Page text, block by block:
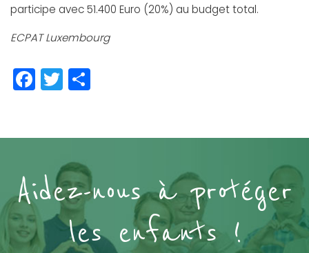
participe avec 51.400 Euro (20%) au budget total.
ECPAT Luxembourg
Facebook
Twitter
Aidez-nous à protéger
les enfants !